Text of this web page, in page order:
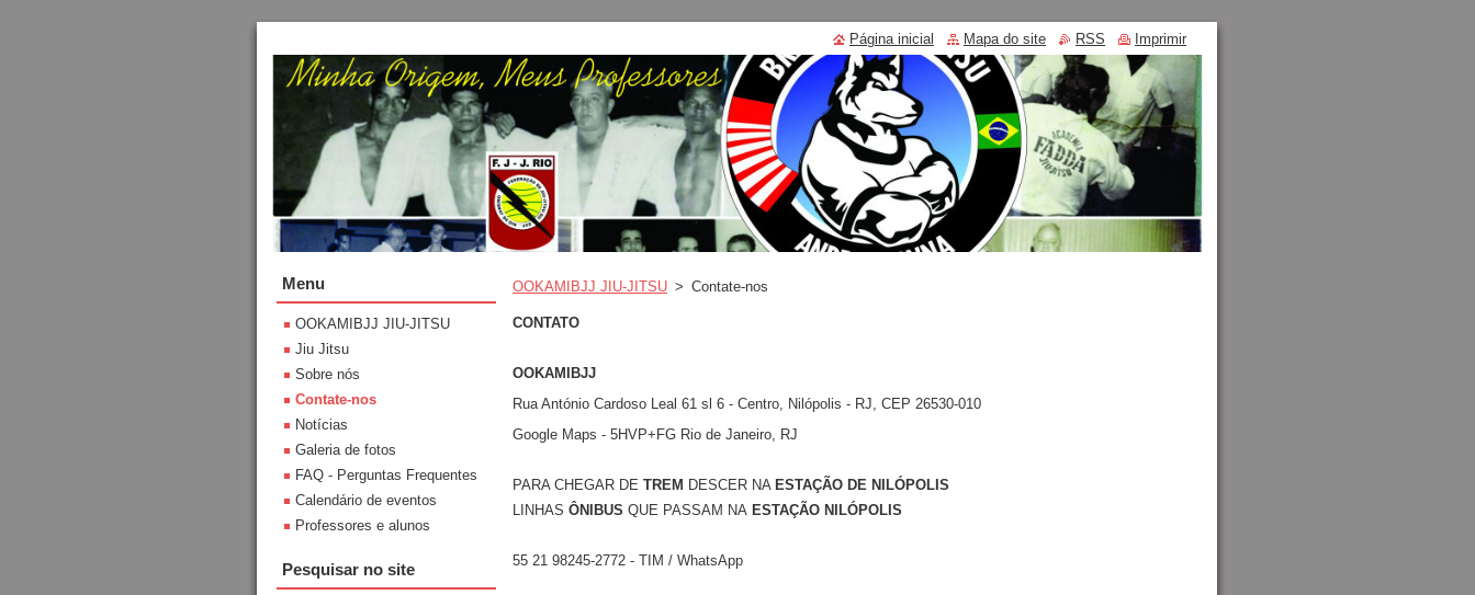
OOKAMIBJJ JIU-JITSU > Contate-nos
CONTATO
OOKAMIBJJ
Rua António Cardoso Leal 61 sl 6 - Centro, Nilópolis - RJ, CEP 26530-010
Google Maps - 5HVP+FG Rio de Janeiro, RJ
PARA CHEGAR DE TREM DESCER NA ESTAÇÃO DE NILÓPOLIS
LINHAS ÔNIBUS QUE PASSAM NA ESTAÇÃO NILÓPOLIS
55 21 98245-2772 - TIM / WhatsApp
Menu
OOKAMIBJJ JIU-JITSU
Jiu Jitsu
Sobre nós
Contate-nos
Notícias
Galeria de fotos
FAQ - Perguntas Frequentes
Calendário de eventos
Professores e alunos
Pesquisar no site
Página inicial Mapa do site RSS Imprimir